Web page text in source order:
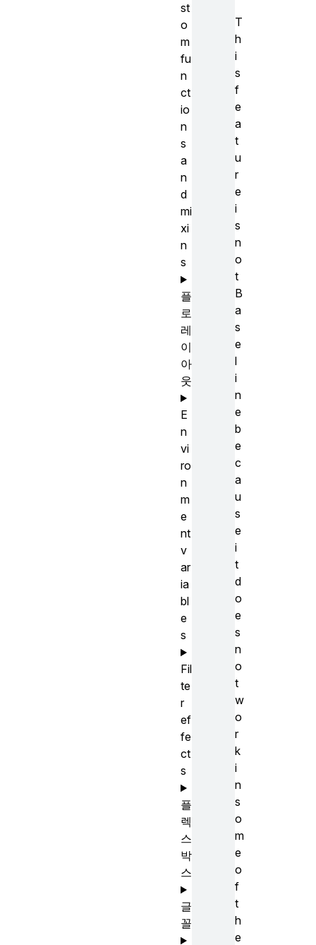
T
h
i
s
f
e
a
t
u
r
e
i
s
n
o
t
B
a
s
e
l
i
n
e
b
e
c
a
u
s
e
i
t
d
o
e
s
n
o
t
w
o
r
k
i
n
s
o
m
e
o
f
t
h
e
st
o
m
fu
n
ct
io
n
s
a
n
d
mi
xi
n
s
플
로
레
이
아
웃
E
n
vi
ro
n
m
e
nt
v
ar
ia
bl
e
s
Fil
te
r
ef
fe
ct
s
플
렉
스
박
스
글
꼴